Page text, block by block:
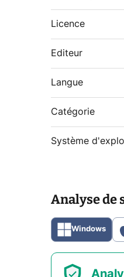
Licence
Editeur
Langue
Catégorie
Système
Analyse de
Windows